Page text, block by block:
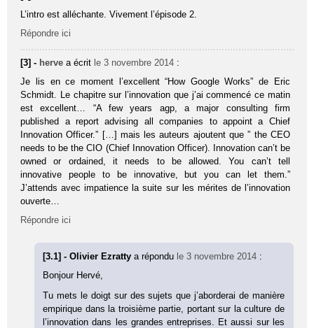
L’intro est alléchante. Vivement l’épisode 2.
Répondre ici
[3] - herve a écrit le 3 novembre 2014 :
Je lis en ce moment l’excellent “How Google Works” de Eric
Schmidt. Le chapitre sur l’innovation que j’ai commencé ce matin
est excellent… “A few years agp, a major consulting firm
published a report advising all companies to appoint a Chief
Innovation Officer.” […] mais les auteurs ajoutent que ” the CEO
needs to be the CIO (Chief Innovation Officer). Innovation can’t be
owned or ordained, it needs to be allowed. You can’t tell
innovative people to be innovative, but you can let them.”
J’attends avec impatience la suite sur les mérites de l’innovation
ouverte…
Répondre ici
[3.1] - Olivier Ezrattya répondu le 3 novembre 2014 :
Bonjour Hervé,
Tu mets le doigt sur des sujets que j’aborderai de manière
empirique dans la troisième partie, portant sur la culture de
l’innovation dans les grandes entreprises. Et aussi sur les